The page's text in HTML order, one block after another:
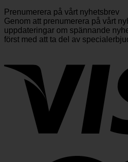
Prenumerera på vårt nyhetsbrev
Genom att prenumerera på vårt
uppdateringar om spännande
först med att ta del av